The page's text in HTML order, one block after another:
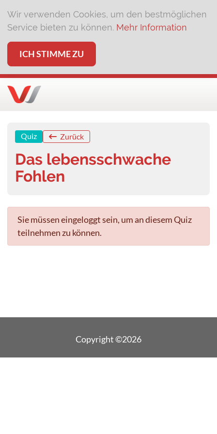
Wir verwenden Cookies, um den bestmöglichen
Service bieten zu können. Mehr Information
ICH STIMME ZU
Quiz Zurück
Das lebensschwache
Fohlen
Sie müssen eingeloggt sein, um an diesem Quiz
teilnehmen zu können.
Copyright ©2026